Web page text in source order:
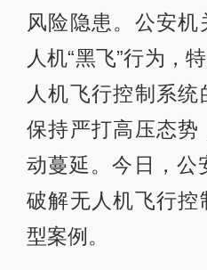
风险隐患。公安
人机“黑飞”行为，
人机飞行控制系
保持严打高压态
动蔓延。今日，公
破解无人机飞行控
型案例。